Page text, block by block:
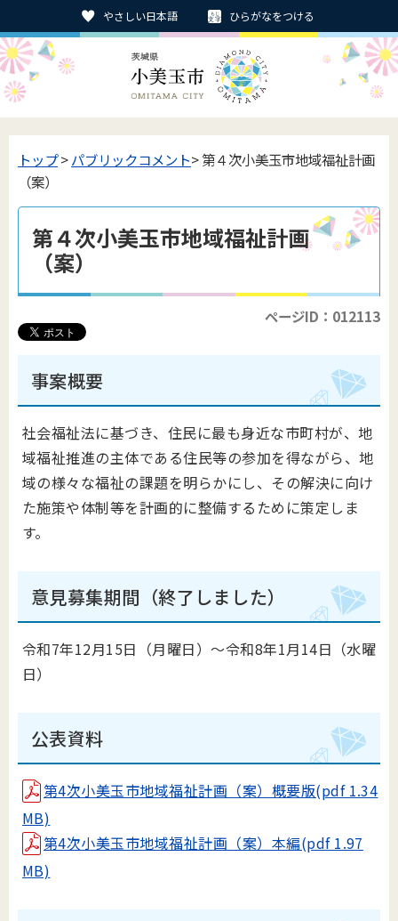
やさしい日本語 ひらがなをつける
トップ>パブリックコメント> 第４次小美玉市地域福祉計画
（案）
第４次小美玉市地域福祉計画
（案）
ページID：012113
事案概要
社会福祉法に基づき、住民に最も身近な市町村が、地
域福祉推進の主体である住民等の参加を得ながら、地
域の様々な福祉の課題を明らかにし、その解決に向け
た施策や体制等を計画的に整備するために策定しま
す。
意見募集期間（終了しました）
令和7年12月15日（月曜日）～令和8年1月14日（水曜
日）
公表資料
第4次小美玉市地域福祉計画（案）概要版(pdf 1.34
MB)
第4次小美玉市地域福祉計画（案）本編(pdf 1.97
MB)